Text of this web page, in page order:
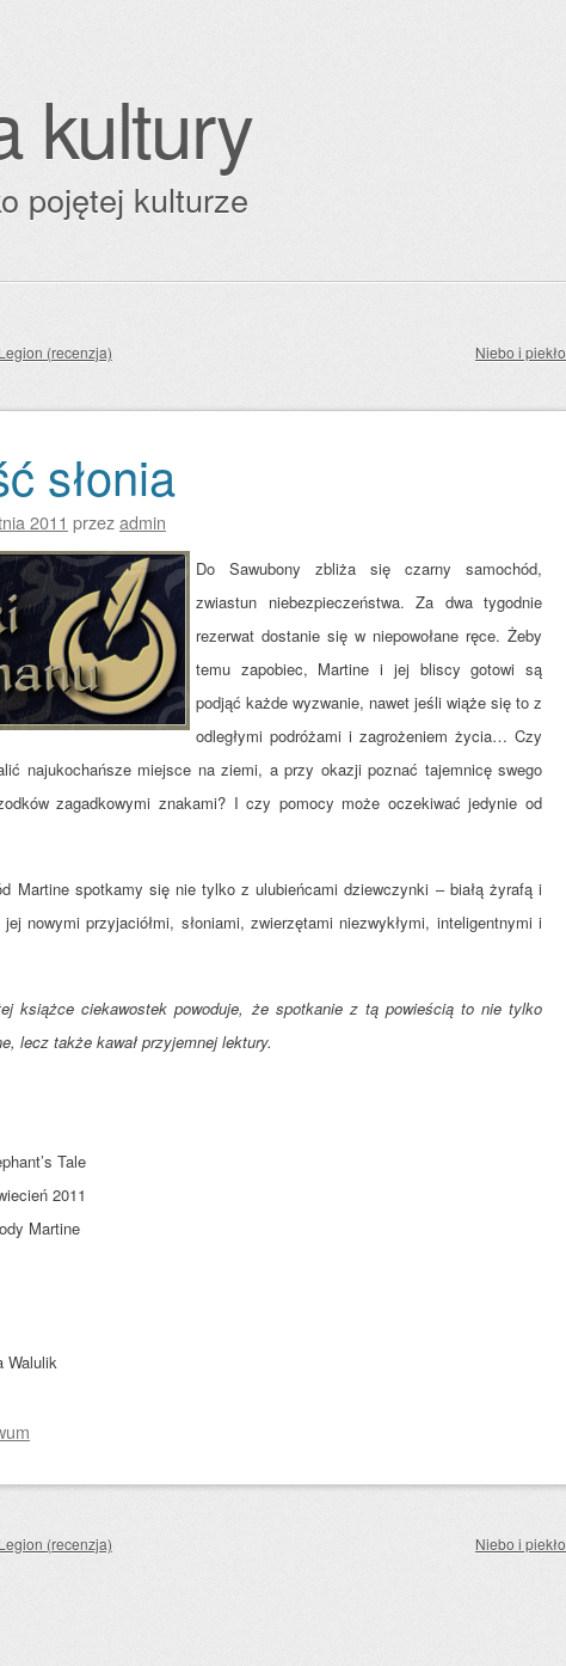
kultury
pojętej kulturze
(recenzja) Niebo i piekło
słonia
2011 przezadmin
Do Sawubony zbliża się czarny samochód,
zwiastun niebezpieczeństwa. Za dwa tygodnie
rezerwat dostanie się w niepowołane ręce. Żeby
temu zapobiec, Martine i jej bliscy gotowi są
podjąć każde wyzwanie, nawet jeśli wiąże się to z
odległymi podróżami i zagrożeniem życia… Czy
najukochańsze miejsce na ziemi, a przy okazji poznać tajemnicę swego
zagadkowymi znakami? I czy pomocy może oczekiwać jedynie od
Martine spotkamy się nie tylko z ulubieńcami dziewczynki – białą żyrafą i
nowymi przyjaciółmi, słoniami, zwierzętami niezwykłymi, inteligentnymi i
książce ciekawostek powoduje, że spotkanie z tą powieścią to nie tylko
lecz także kawał przyjemnej lektury.
Tale
2011
Martine
Walulik
(recenzja) Niebo i piekło